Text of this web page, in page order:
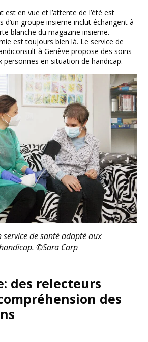
est en vue et l’attente de l’été est
d’un groupe insieme inclut échangent à
blanche du magazine insieme.
est toujours bien là. Le service de
à Genève propose des soins
personnes en situation de handicap.
de santé adapté aux
©Sara Carp
des relecteurs
des